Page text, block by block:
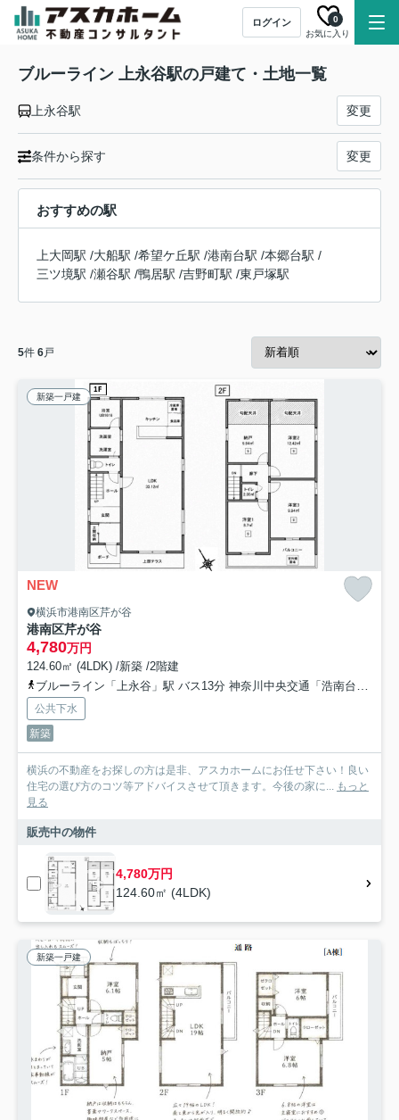
ログイン
お気に入り
0
ブルーライン 上永谷駅の戸建て・土地一覧
上永谷駅 変更
条件から探す 変更
おすすめの駅
上大岡駅 /大船駅 /希望ケ丘駅 /港南台駅 /本郷台駅 /
三ツ境駅 /瀬谷駅 /鴨居駅 /吉野町駅 /東戸塚駅
5件 6戸
新築一戸建
NEW
横浜市港南区芹が谷
港南区芹が⾕
4,780万円
124.60㎡ (4LDK) /新築 /2階建
ブルーライン「上永谷」駅 バス13分 神奈川中央交通「浩南台」 停歩3分
公共下水
新築
横浜の不動産をお探しの方は是非、アスカホームにお任せ下さい！良い
住宅の選び方のコツ等アドバイスさせて頂きます。今後の家に... もっと
見る
販売中の物件
4,780万円
124.60㎡ (4LDK)
新築一戸建